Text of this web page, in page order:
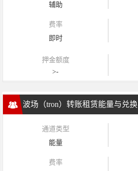
辅助
费率
即时
押金额度
>-
波场（tron）转账租赁能量与兑换
通道类型
能量
费率